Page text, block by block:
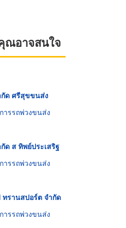
ณอาจสนใจ
ด ศรีสุขขนส่ง
ารรถพ่วงขนส่ง
ด ส ทิพย์ประเสริฐ
ารรถพ่วงขนส่ง
รานสปอร์ต จำกัด
ารรถพ่วงขนส่ง